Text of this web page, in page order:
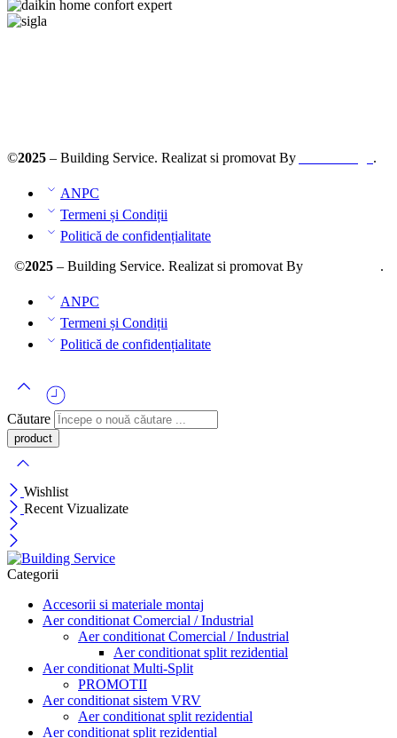
©2025 – Building Service. Realizat si promovat By .
ANPC
Termeni și Condiții
Politică de confidențialitate
©2025– Building Service. Realizat si promovat By .
ANPC
Termeni și Condiții
Politică de confidențialitate
Căutare
Wishlist
Recent Vizualizate
Categorii
Accesorii si materiale montaj
Aer conditionat Comercial / Industrial
Aer conditionat Comercial / Industrial
Aer conditionat split rezidential
Aer conditionat Multi-Split
PROMOTII
Aer conditionat sistem VRV
Aer conditionat split rezidential
Aer conditionat split rezidential